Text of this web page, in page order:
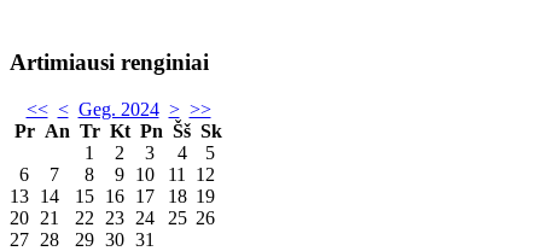
Artimiausi renginiai
<< < Geg. 2024 > >>
Pr An Tr Kt Pn Šš Sk
1
2 3 4
5
6
7 8 9 10 11
12
13 14 15 16 17 18 19
20 21 22 23 24 25 26
27 28 29 30 31